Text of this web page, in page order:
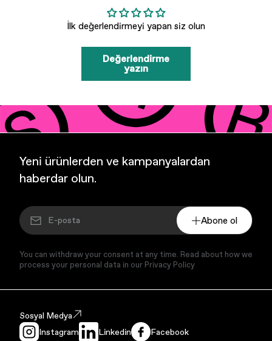
İlk değerlendirmeyi yapan siz olun
Değerlendirme
yazın
Yeni ürünlerden ve kampanyalardan
haberdar olun.
Abone ol
You can withdraw your consent at any time. Read about how we
process your personal data in our Privacy Policy
Sosyal Medya
Instagram
Linkedin Facebook